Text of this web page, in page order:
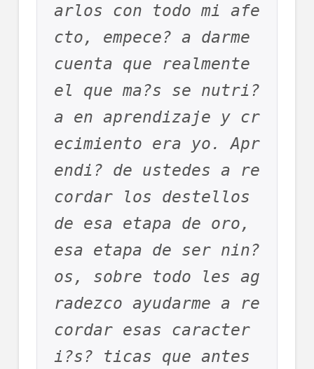
arlos con todo mi afe
cto, empece? a darme
cuenta que realmente
el que ma?s se nutri?
a en aprendizaje y cr
ecimiento era yo. Apr
endi? de ustedes a re
cordar los destellos
de esa etapa de oro,
esa etapa de ser nin?
os, sobre todo les ag
radezco ayudarme a re
cordar esas caracter
i?s? ticas que antes